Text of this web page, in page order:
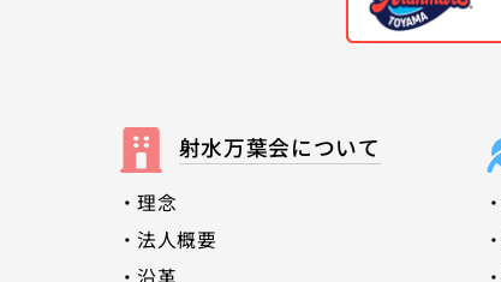
射水万葉会について
理念
法人概要